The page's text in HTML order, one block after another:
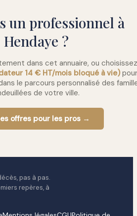
un professionnel à
Hendaye ?
dans cet annuaire, ou choisissez
14 € HT/mois bloqué à vie)
le parcours personnalisé des
de votre ville.
offres pour les pros →
pas à pas.
repères, à